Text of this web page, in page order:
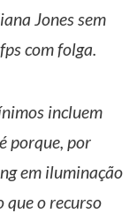
Jones sem
com folga.
incluem
porque, por
em iluminação
que o recurso